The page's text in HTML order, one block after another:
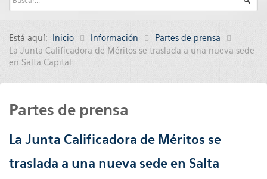
Está aquí: Inicio Información
Partes de prensa
La Junta Calificadora de Méritos se traslada a una nueva sede
en Salta Capital
Partes de prensa
La Junta Calificadora de Méritos se
traslada a una nueva sede en Salta